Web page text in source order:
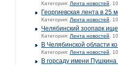
Категория: Лента новостей ,
Георгиевская лента в 25
Категория: Лента новостей ,
Челябинский зоопарк
Категория: Лента новостей ,
В Челябинской области
Категория: Лента новостей ,
В горсаду имени Пушкина